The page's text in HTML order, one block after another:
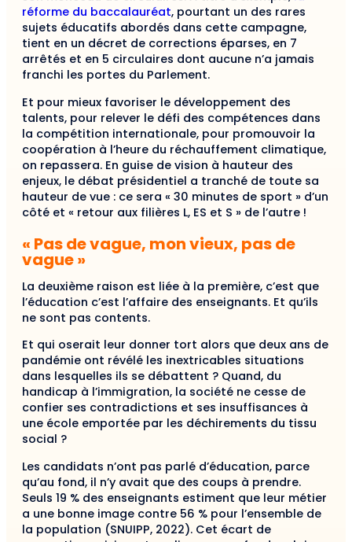
réforme du baccalauréat, pourtant un des rares
sujets éducatifs abordés dans cette campagne,
tient en un décret de corrections éparses, en 7
arrêtés et en 5 circulaires dont aucune n’a jamais
franchi les portes du Parlement.
Et pour mieux favoriser le développement des
talents, pour relever le défi des compétences dans
la compétition internationale, pour promouvoir la
coopération à l’heure du réchauffement climatique,
on repassera. En guise de vision à hauteur des
enjeux, le débat présidentiel a tranché de toute sa
hauteur de vue : ce sera « 30 minutes de sport » d’un
côté et « retour aux filières L, ES et S » de l’autre !
« Pas de vague, mon vieux, pas de
vague »
La deuxième raison est liée à la première, c’est que
l’éducation c’est l’affaire des enseignants. Et qu’ils
ne sont pas contents.
Et qui oserait leur donner tort alors que deux ans de
pandémie ont révélé les inextricables situations
dans lesquelles ils se débattent ? Quand, du
handicap à l’immigration, la société ne cesse de
confier ses contradictions et ses insuffisances à
une école emportée par les déchirements du tissu
social ?
Les candidats n’ont pas parlé d’éducation, parce
qu’au fond, il n’y avait que des coups à prendre.
Seuls 19 % des enseignants estiment que leur métier
a une bonne image contre 56 % pour l’ensemble de
la population (SNUIPP, 2022). Cet écart de